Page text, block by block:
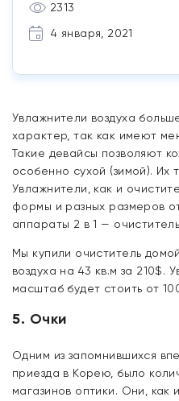
2313
4 января, 2021
Увлажнители воздуха
характер, так как имеют
Такие девайсы позволяют
особенно сухой (зимой). Их
Увлажнители, как и
формы и разных размеров
аппараты 2 в 1 —
Мы купили очиститель
воздуха на 43 кв.м за 210$.
масштаб будет стоить от
5. Очки
Одним из запомнившихся
приезда в Корею, было
магазинов оптики. Они, как